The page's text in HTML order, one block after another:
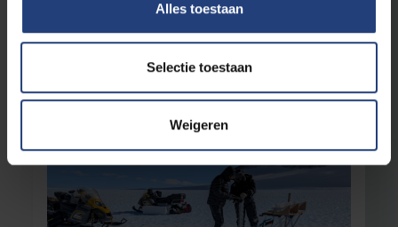
Alles toestaan
Selectie toestaan
Weigeren
Verbindende breuken, grotere risico’s:
inzichten in seismische gevaren in Centraal-
Lees meer